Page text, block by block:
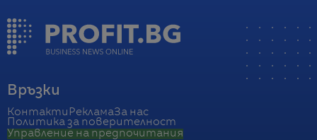
Връзки
Контакти РекламаЗа нас
Политика за поверителност
Управление на предпочитания